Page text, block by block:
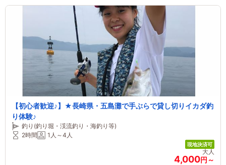
【初心者歓迎♪】★長崎県・五島灘で手ぶらで貸し切りイカダ釣
り体験♪
釣り(釣り堀・渓流釣り・海釣り等)
2時間
1人～4人
現地決済可
大人
4,000円～